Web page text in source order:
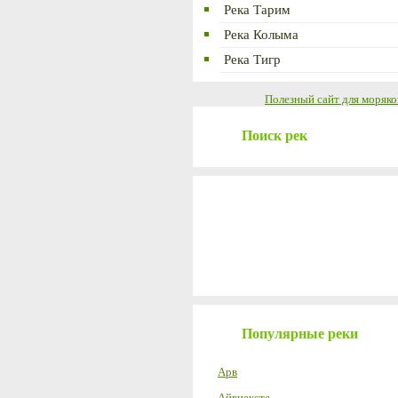
Река Тарим
Река Колыма
Река Тигр
Полезный сайт для
Поиск рек
Популярные реки
Арв